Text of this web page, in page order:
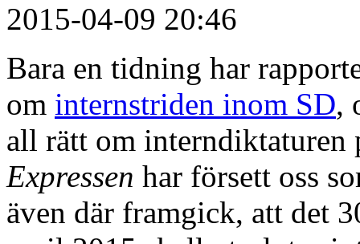
2015-04-09 20:46
Bara en tidning har
om internstriden inom SD,
all rätt om interndiktaturen
Expressen har försett oss
även där framgick, att det